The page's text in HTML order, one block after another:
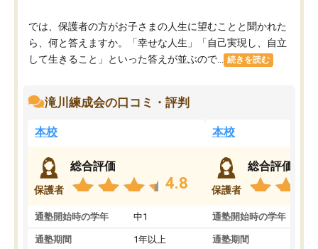
では、保護者の方がお子さまの人生に望むことと聞かれた
ら、何と答えますか。「幸せな人生」「自己実現し、自立
して生きること」といった答えが並ぶので...
続きを読む
滝川練成会の口コミ・評判
本校
保護者
総合評価
4.8
通塾開始時の学年 中1
通塾期間 1年以上
本校
保護者
総合評価
通塾開始時の学年
通塾期間